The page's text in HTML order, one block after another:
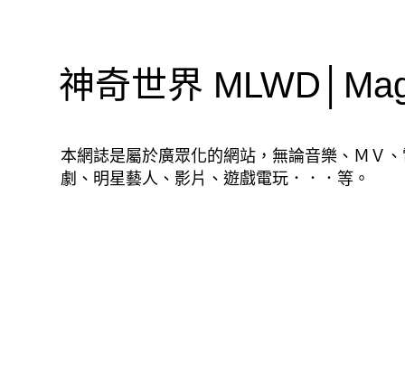
神奇世界
本網誌是屬於廣眾化的網站，無論音樂、ＭＶ
劇、明星藝人、影片、遊戲電玩．．．等。